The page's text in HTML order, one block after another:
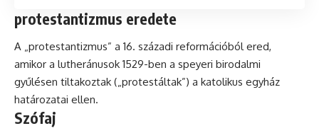
protestantizmus eredete
A „protestantizmus” a 16. századi reformációból ered,
amikor a lutheránusok 1529-ben a speyeri birodalmi
gyűlésen tiltakoztak („protestáltak”) a katolikus egyház
határozatai ellen.
Szófaj